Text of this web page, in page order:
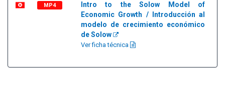
MP4
Intro to the Solow Model of
Economic Growth / Introducción al
modelo de crecimiento económico
de Solow
Ver ficha técnica